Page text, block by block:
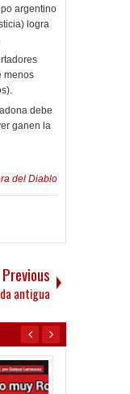
argentino
logra
menos
debe
ganen la
del Diablo
Previous
antigua